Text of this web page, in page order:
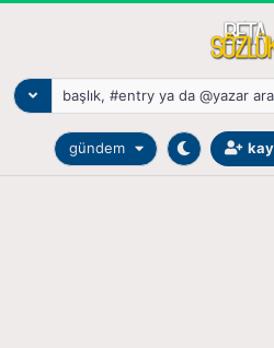
gündem